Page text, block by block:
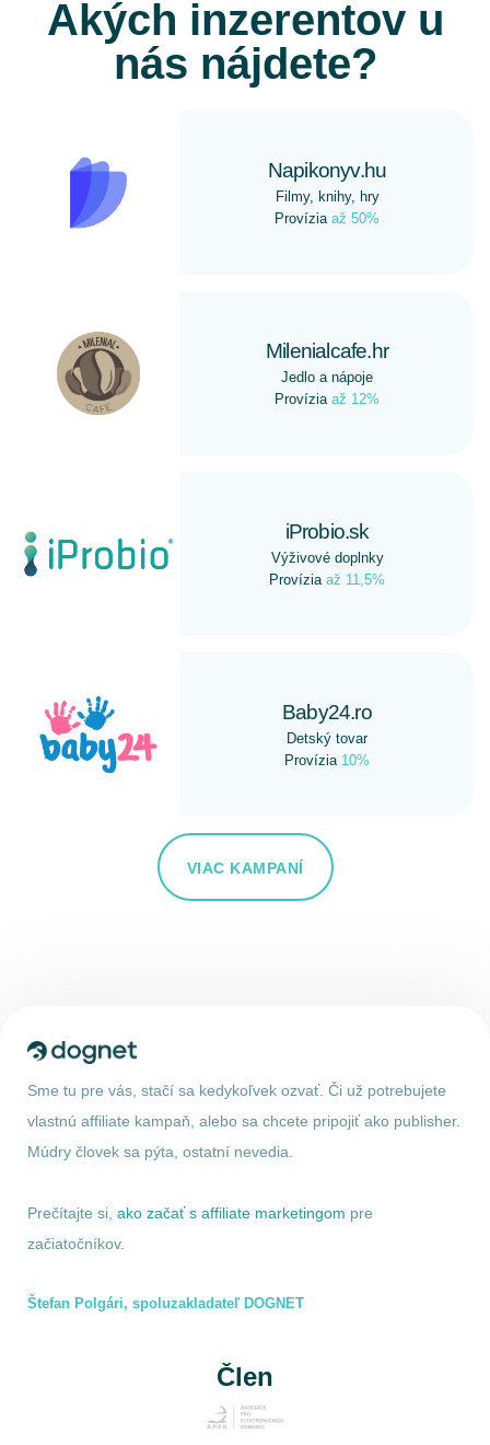
Akých inzerentov u
nás nájdete?
Napikonyv.hu
Filmy, knihy, hry
Provízia až 50%
Milenialcafe.hr
Jedlo a nápoje
Provízia až 12%
iProbio.sk
Výživové doplnky
Provízia až 11,5%
Baby24.ro
Detský tovar
Provízia 10%
VIAC KAMPANÍ
Sme tu pre vás, stačí sa kedykoľvek ozvať. Či už potrebujete
vlastnú affiliate kampaň, alebo sa chcete pripojiť ako publisher.
Múdry človek sa pýta, ostatní nevedia.
Prečítajte si, ako začať s affiliate marketingom pre
začiatočníkov.
Štefan Polgári, spoluzakladateľ DOGNET
Člen